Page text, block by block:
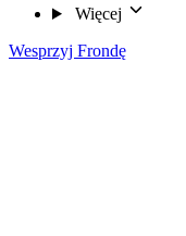
Więcej
Wesprzyj Frondę